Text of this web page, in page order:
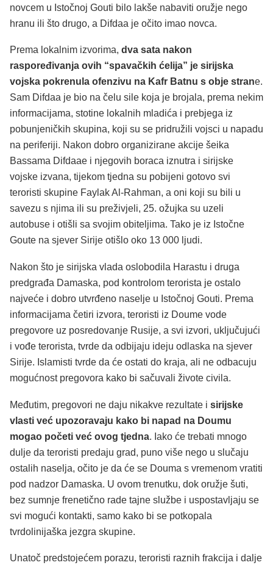
novcem u Istočnoj Gouti bilo lakše nabaviti oružje nego
hranu ili što drugo, a Difdaa je očito imao novca.
Prema lokalnim izvorima, dva sata nakon
raspoređivanja ovih “spavačkih ćelija” je sirijska
vojska pokrenula ofenzivu na Kafr Batnu s obje strane.
Sam Difdaa je bio na čelu sile koja je brojala, prema nekim
informacijama, stotine lokalnih mladića i prebjega iz
pobunjeničkih skupina, koji su se pridružili vojsci u napadu
na periferiji. Nakon dobro organizirane akcije šeika
Bassama Difdaae i njegovih boraca iznutra i sirijske
vojske izvana, tijekom tjedna su pobijeni gotovo svi
teroristi skupine Faylak Al-Rahman, a oni koji su bili u
savezu s njima ili su preživjeli, 25. ožujka su uzeli
autobuse i otišli sa svojim obiteljima. Tako je iz Istočne
Goute na sjever Sirije otišlo oko 13 000 ljudi.
Nakon što je sirijska vlada oslobodila Harastu i druga
predgrađa Damaska, pod kontrolom terorista je ostalo
najveće i dobro utvrđeno naselje u Istočnoj Gouti. Prema
informacijama četiri izvora, teroristi iz Doume vode
pregovore uz posredovanje Rusije, a svi izvori, uključujući
i vođe terorista, tvrde da odbijaju ideju odlaska na sjever
Sirije. Islamisti tvrde da će ostati do kraja, ali ne odbacuju
mogućnost pregovora kako bi sačuvali živote civila.
Međutim, pregovori ne daju nikakve rezultate i sirijske
vlasti već upozoravaju kako bi napad na Doumu
mogao početi već ovog tjedna. Iako će trebati mnogo
dulje da teroristi predaju grad, puno više nego u slučaju
ostalih naselja, očito je da će se Douma s vremenom vratiti
pod nadzor Damaska. U ovom trenutku, dok oružje šuti,
bez sumnje frenetično rade tajne službe i uspostavljaju se
svi mogući kontakti, samo kako bi se potkopala
tvrdolinijaška jezgra skupine.
Unatoč predstojećem porazu, teroristi raznih frakcija i dalje